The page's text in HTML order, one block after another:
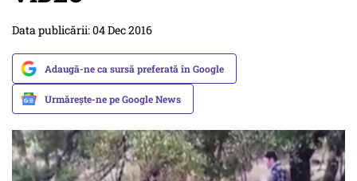
Data publicării: 04 Dec 2016
Adaugă-ne ca sursă preferată în Google
Urmărește-ne pe Google News